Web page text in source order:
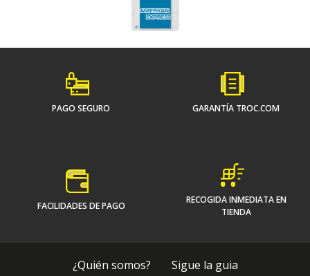
PAGO SEGURO GARANTÍA TROC.COM
FACILIDADES DE PAGO
RECOGIDA INMEDIATA EN
TIENDA
¿Quién somos?
Sigue la guia